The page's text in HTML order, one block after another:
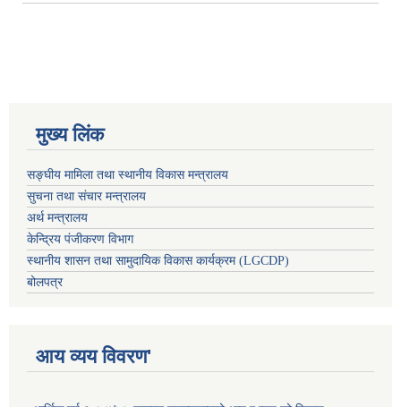
मुख्य लिंक
सङ्घीय मामिला तथा स्थानीय विकास मन्त्रालय
सुचना तथा संचार मन्त्रालय
अर्थ मन्त्रालय
केन्द्रिय पंजीकरण विभाग
स्थानीय शासन तथा सामुदायिक विकास कार्यक्रम (LGCDP)
बोलपत्र
आय व्यय विवरण'